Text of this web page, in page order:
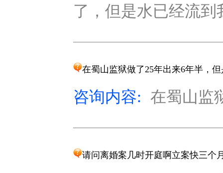
了，但是水已经流
在蜀山监狱做了25年出来6年半，
咨询内容: 在蜀山监
请问离婚案几时开庭啊立案快三个